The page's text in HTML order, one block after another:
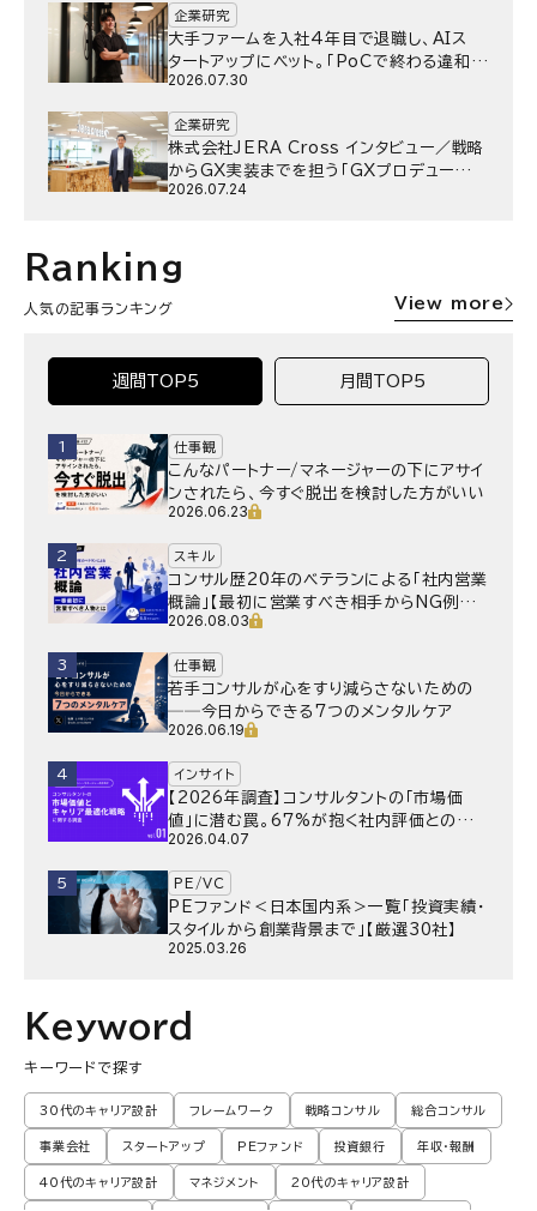
企業研究
大手ファームを入社4年目で退職し、AIス
タートアップにベット。｢PoCで終わる違和
感｣はどうなったのか／Gen-AX株式会社
2026.07.30
企業研究
株式会社JERA Cross インタビュー／戦略
からGX実装までを担う「GXプロデュー
サー」というキャリア
2026.07.24
Ranking
人気の記事ランキング View more
週間TOP5 月間TOP5
1 仕事観
こんなパートナー/マネージャーの下にアサイ
ンされたら、今すぐ脱出を検討した方がいい
2026.06.23
2 スキル
コンサル歴20年のベテランによる「社内営業
概論」【最初に営業すべき相手からNG例ま
で】
2026.08.03
3 仕事観
若手コンサルが心をすり減らさないための
──今日からできる7つのメンタルケア
2026.06.19
4 インサイト
【2026年調査】コンサルタントの「市場価
値」に潜む罠。67%が抱く社内評価との乖
離と、採用側が抱く“本音”の懸念とは
2026.04.07
5 PE/VC
PEファンド＜日本国内系＞一覧「投資実績・
スタイルから創業背景まで」【厳選30社】
2025.03.26
Keyword
キーワードで探す
30代のキャリア設計 フレームワーク 戦略コンサル 総合コンサル
事業会社 スタートアップ PEファンド 投資銀行 年収・報酬
40代のキャリア設計 マネジメント 20代のキャリア設計